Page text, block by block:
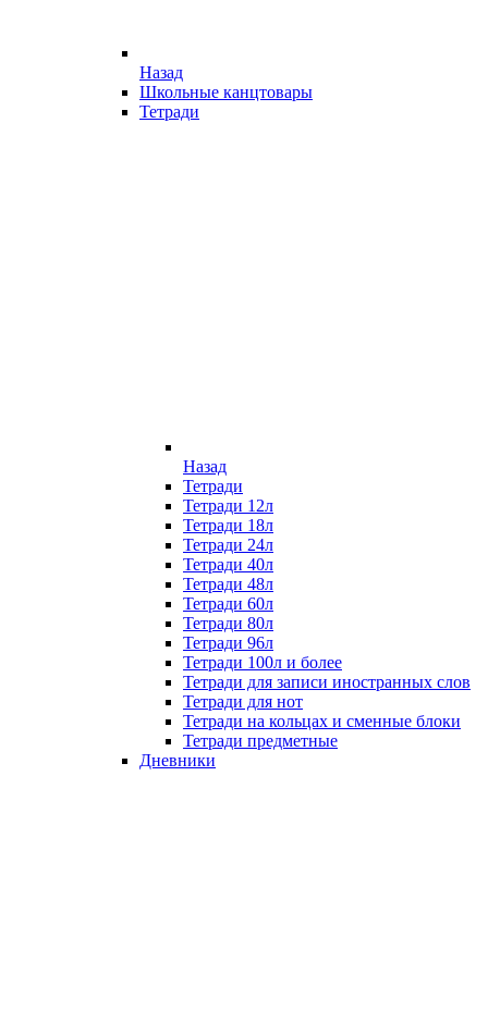
Назад
Школьные канцтовары
Тетради
Назад
Тетради
Тетради 12л
Тетради 18л
Тетради 24л
Тетради 40л
Тетради 48л
Тетради 60л
Тетради 80л
Тетради 96л
Тетради 100л и более
Тетради для записи иностранных слов
Тетради для нот
Тетради на кольцах и сменные блоки
Тетради предметные
Дневники